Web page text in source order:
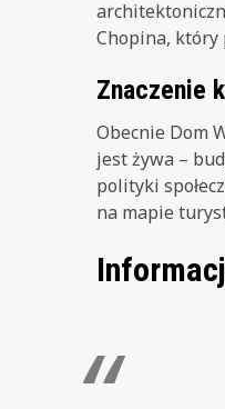
Chopina, który
Znaczenie
Obecnie Dom
jest żywa –
polityki
na mapie